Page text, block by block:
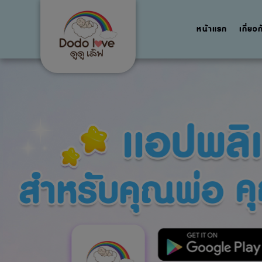
หน้าแรก เกี่ยว